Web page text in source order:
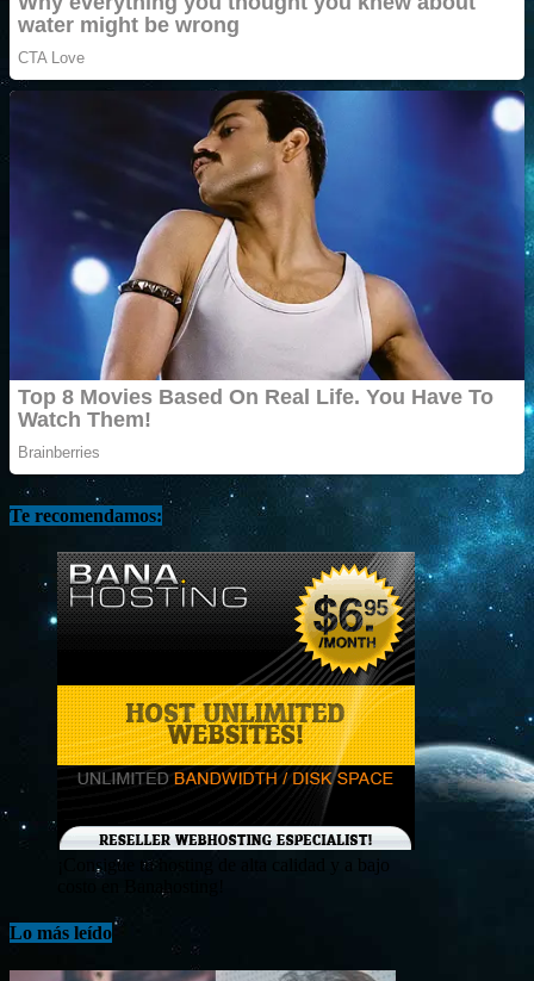
Te recomendamos:
¡Consigue tu hosting de alta calidad y a bajo
costo en Banahosting!
Lo más leído